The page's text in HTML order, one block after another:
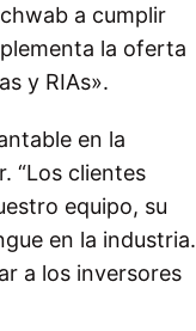
a cumplir
la oferta
y RIAs».
en la
“Los clientes
equipo, su
en la industria.
a los inversores